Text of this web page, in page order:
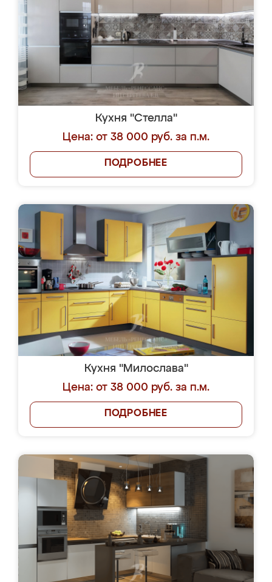
Кухня "Стелла"
Цена: от 38 000 руб. за п.м.
ПОДРОБНЕЕ
Кухня "Милослава"
Цена: от 38 000 руб. за п.м.
ПОДРОБНЕЕ